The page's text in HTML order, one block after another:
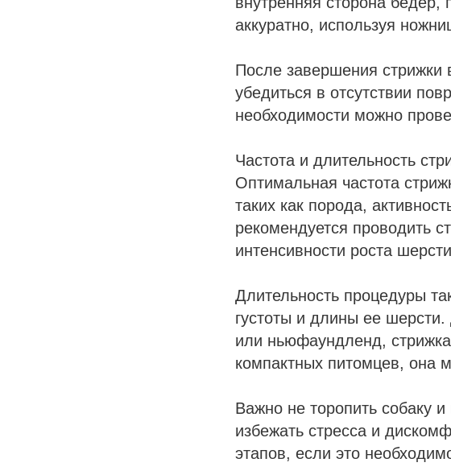
аккуратно, используя
После завершения стрижки
убедиться в отсутствии
необходимости можно
Частота и длительность
Оптимальная частота
таких как порода,
рекомендуется проводить
интенсивности роста
Длительность процедуры
густоты и длины ее
или ньюфаундленд,
компактных питомцев, она
Важно не торопить собаку
избежать стресса и
этапов, если это